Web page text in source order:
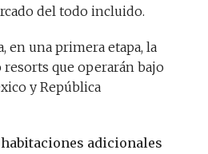
del todo incluido.
en una primera etapa, la
que operarán bajo
y República
adicionales